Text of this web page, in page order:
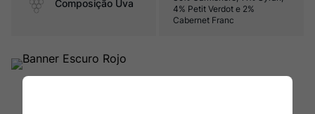
Composição Uva
4% Petit Verdot e 2%
Cabernet Franc